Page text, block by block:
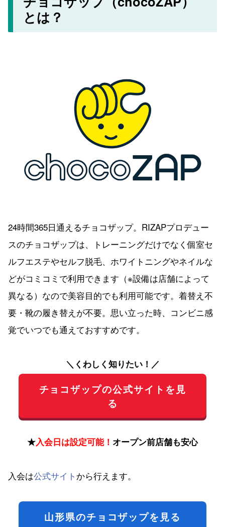
とは？
24時間365日通えるチョコザップ。RIZAPプロデュー
スのチョコザップは、トレーニングだけでなく個室セ
ルフエステやセルフ脱毛、ホワイトニングやネイルな
どがコミコミで利用できます（※設備は店舗によって
異なる）なので美容目的でも利用可能です。着替え不
要・靴の履き替えが不要。思い立った時、コンビニ感
覚でいつでも通えておすすめです。
＼くわしく知りたい！／
チョコザップの公式サイトを見
る
★入会日は設定可能！ オープン前店舗も安心
入会は公式サイト から行えます。
山形県のチョコザップを見る